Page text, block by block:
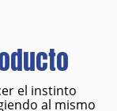
el instinto
al mismo